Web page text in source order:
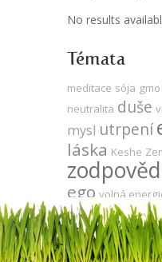
No results
Témata
meditace sója gmo
neutralita duše
mysl utrpení
láska Keshe
ego volná
energie energie
vědomí
produktivita Tesla